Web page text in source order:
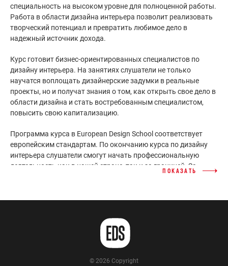
специальность на высоком уровне для полноценной работы.
Работа в области дизайна интерьера позволит реализовать
творческий потенциал и превратить любимое дело в
надежный источник дохода.
Курс готовит бизнес-ориентированных специалистов по
дизайну интерьера. На занятиях слушатели не только
научатся воплощать дизайнерские задумки в реальные
проекты, но и получат знания о том, как открыть свое дело в
области дизайна и стать востребованным специалистом,
повысить свою капитализацию.
Программа курса в European Design School соответствует
европейским стандартам. По окончанию курса по дизайну
интерьера слушатели смогут начать профессиональную
деятельность как в нашей стране, так и за границей. За
Преимущества курса по дизайну
интерьера в школе EDS
Занятия у практикующих дизайнеров имеют свои
ПОКАЗАТЬ
© 2026 Copyright